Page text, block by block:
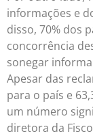
informações e
disso, 70% dos
concorrência
sonegar
Apesar das
para o país e
um número
diretora da